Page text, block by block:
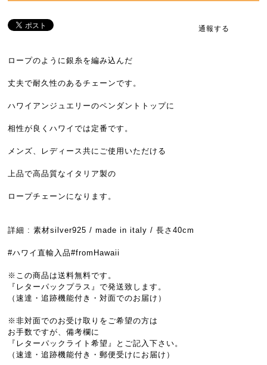
通報する
ロープのように銀糸を編み込んだ
丈夫で耐久性のあるチェーンです。
ハワイアンジュエリーのペンダントトップに
相性が良くハワイでは定番です。
メンズ、レディース共にご使用いただける
上品で高品質なイタリア製の
ロープチェーンになります。
詳細 : 素材silver925 / made in italy / 長さ40cm
#ハワイ直輸入品#fromHawaii
※この商品は送料無料です。
『レターパックプラス』で発送致します。
（速達・追跡機能付き・対面でのお届け）
※非対面でのお受け取りをご希望の方は
お手数ですが、備考欄に
『レターパックライト希望』とご記入下さい。
（速達・追跡機能付き・郵便受けにお届け）